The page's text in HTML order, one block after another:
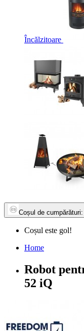
Încălzitoare
Coșul de cumpărături
Coșul este gol!
Home
Robot
52 iQ